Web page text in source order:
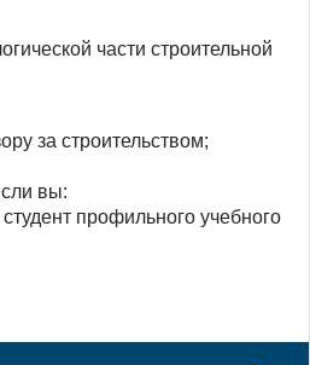
части строительной
за строительством;
вы:
профильного учебного